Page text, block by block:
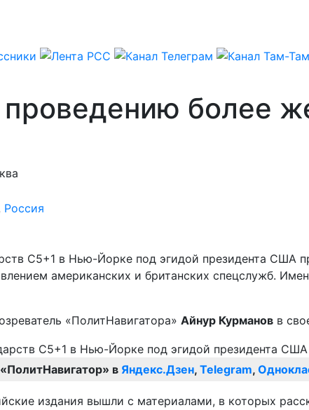
более
Россия
С5+1 в Нью-Йорке под эгидой президента США
американских и британских спецслужб.
«ПолитНавигатора» Айнур Курманов в
в Яндекс.Дзен, Telegram,
издания вышли с материалами, в которых